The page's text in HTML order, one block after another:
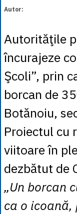
Autor:
Autorităţile
încurajeze
Şcoli”, prin
borcan de
Botănoiu,
Proiectul cu
viitoare în
dezbătut de
„Un borcan
ca o icoană,